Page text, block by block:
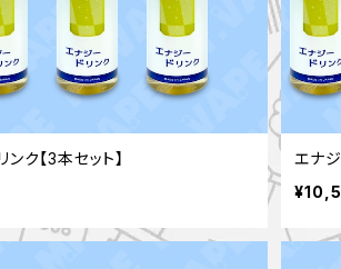
ク【3本セット】
エナジ